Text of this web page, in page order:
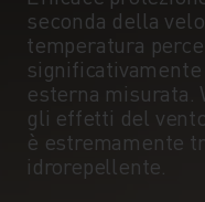
seconda della
temperatura
esterna misurata.
gli effetti del
è estremamente
idrorepellente.